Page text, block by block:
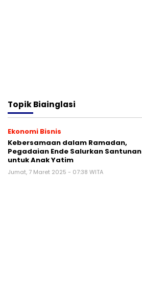
TopikBiainglasi
Ekonomi Bisnis
Kebersamaan dalam Ramadan,
Pegadaian Ende Salurkan Santunan
untuk Anak Yatim
Jumat, 7 Maret 2025 - 07:38 WITA